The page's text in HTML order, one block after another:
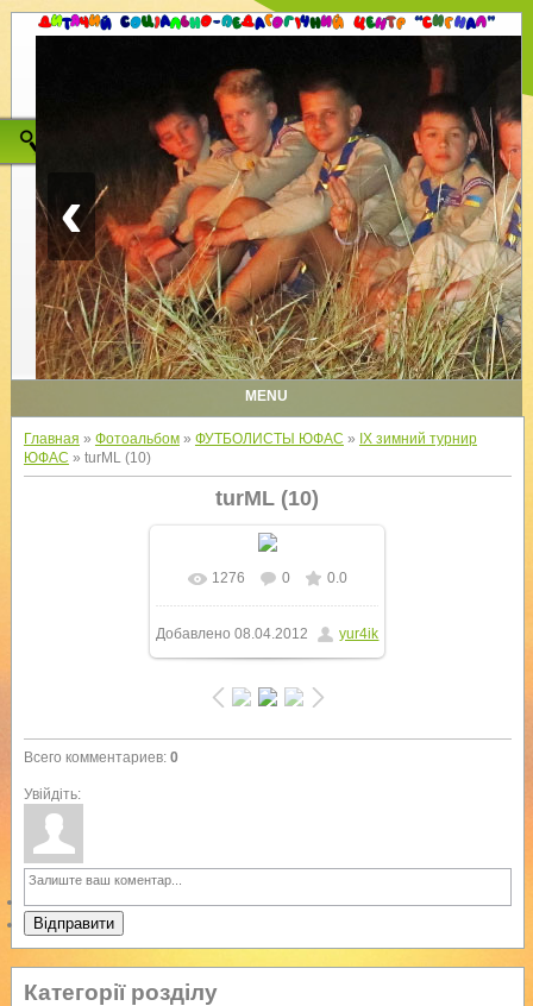
‹
MENU
Главная » Фотоальбом» ФУТБОЛИСТЫ ЮФАС » IX зимний турнир
ЮФАС » turML (10)
turML (10)
В реальном размере
1000x750/ 154.0Kb
1276 0 0.0
Добавлено 08.04.2012 yur4ik
Всего комментариев: 0
Увійдіть:
Відправити
Категорії розділу